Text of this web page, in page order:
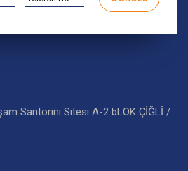
Santorini Sitesi A-2 bLOK ÇİĞLİ /